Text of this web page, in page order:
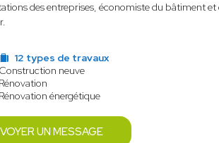
des entreprises, économiste du bâtiment
12 types de travaux
Construction neuve
Rénovation
Rénovation énergétique
UN MESSAGE